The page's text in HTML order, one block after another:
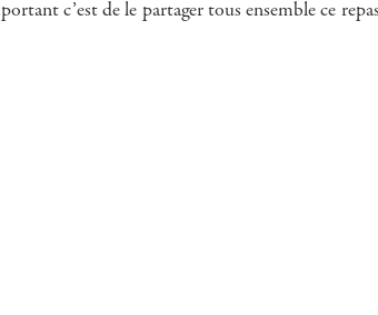
c’est de le partager tous ensemble ce